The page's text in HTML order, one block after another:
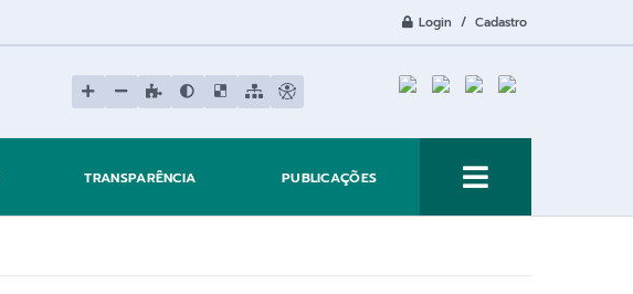
Login / Cadastro
TRANSPARÊNCIA PUBLICAÇÕES